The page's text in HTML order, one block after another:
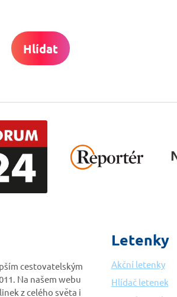
Hlídat
cestovatelským
Na našem webu
z celého světa i
Letenky
Akční letenky
Hlídač letenek